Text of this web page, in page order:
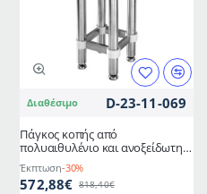
Διαθέσιμο D-23-11-069
Πάγκος κοπής από
πολυαιθυλένιο και ανοξείδωτη
βάση διαστάσεων 40x40x90cm
Έκπτωση-30%
572,88€ 818,40€